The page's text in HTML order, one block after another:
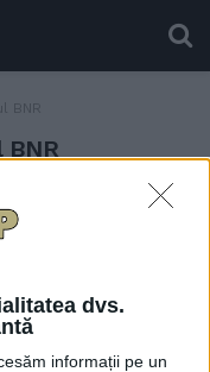
dvs.
informații pe un
BNR
BNR
a
sucevene:
vizită la Muzeul